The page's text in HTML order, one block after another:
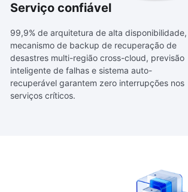
Serviço confiável
99,9% de arquitetura de alta disponibilidade,
mecanismo de backup de recuperação de
desastres multi-região cross-cloud, previsão
inteligente de falhas e sistema auto-
recuperável garantem zero interrupções nos
serviços críticos.